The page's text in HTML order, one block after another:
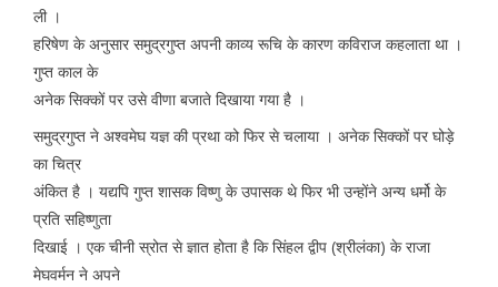
ली ।
हरिषेण के अनुसार समुद्रगुप्त अपनी काव्य रूचि के कारण कविराज कहलाता था ।
गुप्त काल के
अनेक सिक्कों पर उसे वीणा बजाते दिखाया गया है ।
समुद्रगुप्त ने अश्वमेघ यज्ञ की प्रथा को फिर से चलाया । अनेक सिक्कों पर घोड़े
का चित्र
अंकित है । यद्यपि गुप्त शासक विष्णु के उपासक थे फिर भी उन्होंने अन्य धर्मो के
प्रति सहिष्णुता
दिखाई । एक चीनी स्रोत से ज्ञात होता है कि सिंहल द्वीप (श्रीलंका) के राजा
मेघवर्मन ने अपने